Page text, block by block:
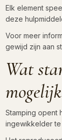
Elk element
deze
Voor meer
gewijd zijn aan
Wat
Stamping opent
ingewikkelder te